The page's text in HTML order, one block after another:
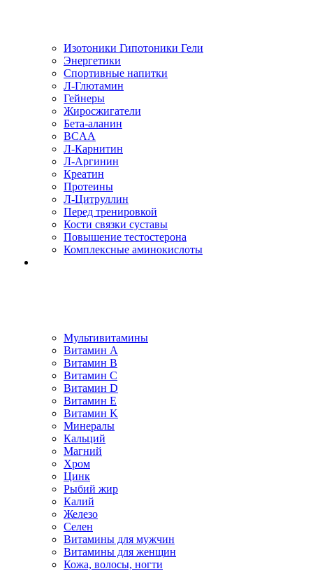
Изотоники Гипотоники Гели
Энергетики
Спортивные напитки
Л-Глютамин
Гейнеры
Жиросжигатели
Бета-аланин
BCAA
Л-Карнитин
Л-Аргинин
Креатин
Протеины
Л-Цитруллин
Перед тренировкой
Кости связки суставы
Повышение тестостерона
Комплексные аминокислоты
Мультивитамины
Витамин A
Витамин B
Витамин C
Витамин D
Витамин E
Витамин K
Минералы
Кальций
Магний
Хром
Цинк
Рыбий жир
Калий
Железо
Селен
Витамины для мужчин
Витамины для женщин
Кожа, волосы, ногти